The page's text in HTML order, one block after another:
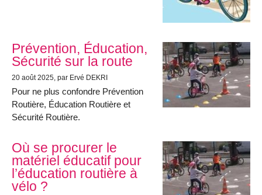
Prévention, Éducation,
Sécurité sur la route
20 août 2025 , par Ervé DEKRI
Pour ne plus confondre Prévention
Routière, Éducation Routière et
Sécurité Routière.
Où se procurer le
matériel éducatif pour
l’éducation routière à
vélo ?